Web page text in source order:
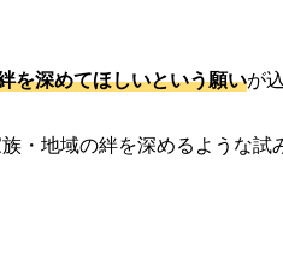
を深めてほしいという願いが
・地域の絆を深めるような試